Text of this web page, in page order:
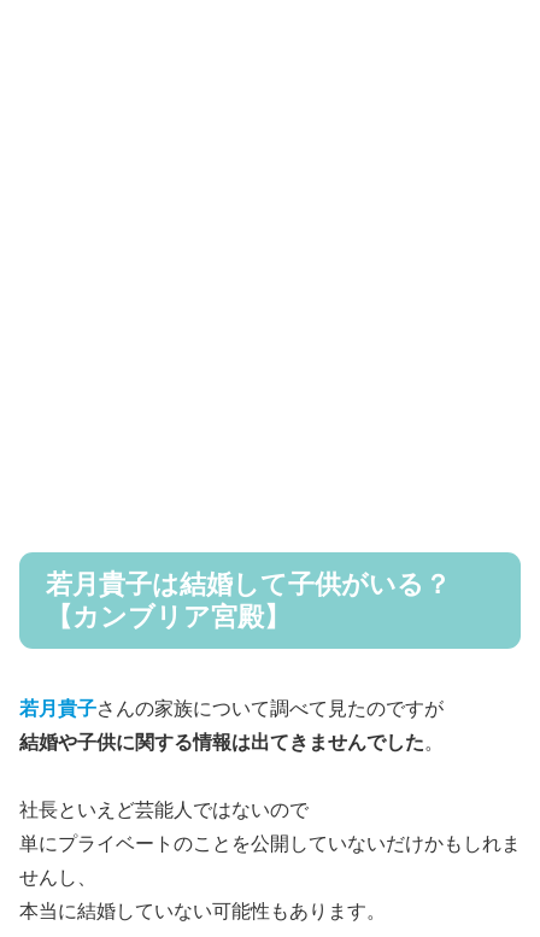
若月貴子は結婚して子供がいる？
【カンブリア宮殿】
若月貴子さんの家族について調べて見たのですが
結婚や子供に関する情報は出てきませんでした。
社長といえど芸能人ではないので
単にプライベートのことを公開していないだけかもしれま
せんし、
本当に結婚していない可能性もあります。